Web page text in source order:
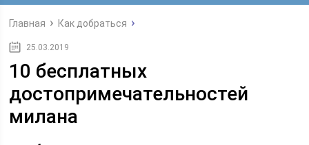
Главная Как добраться
25.03.2019
10 бесплатных
достопримечательностей
милана